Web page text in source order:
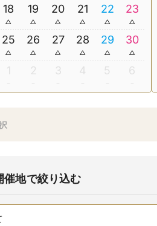
18 19 20 21 22 23
25 26 27 28 29 30
1 2 3 4 5 6
催地で絞り込む